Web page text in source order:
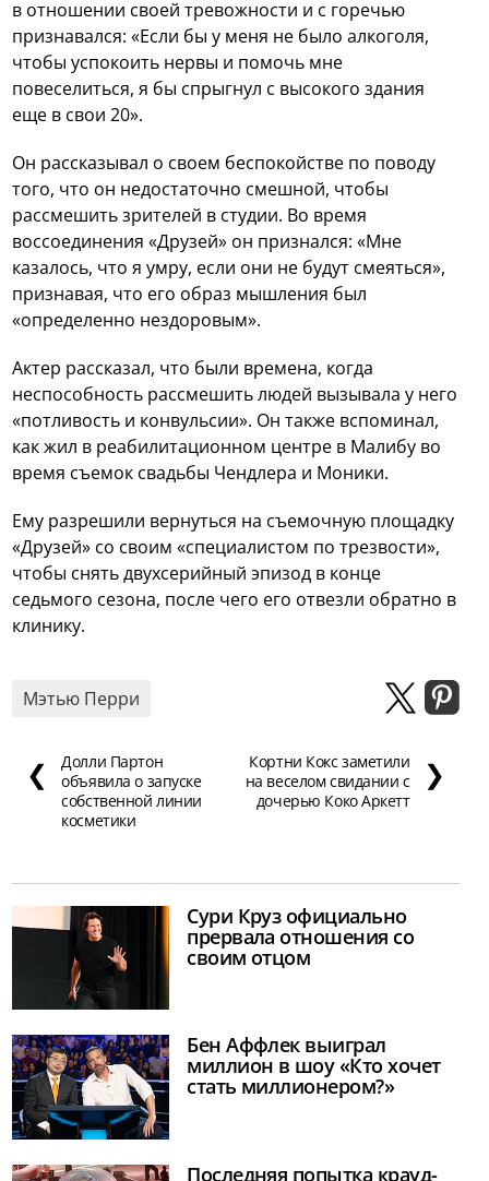
в отношении своей тревожности и с горечью
признавался: «Если бы у меня не было алкоголя,
чтобы успокоить нервы и помочь мне
повеселиться, я бы спрыгнул с высокого здания
еще в свои 20».
Он рассказывал о своем беспокойстве по поводу
того, что он недостаточно смешной, чтобы
рассмешить зрителей в студии. Во время
воссоединения «Друзей» он признался: «Мне
казалось, что я умру, если они не будут смеяться»,
признавая, что его образ мышления был
«определенно нездоровым».
Актер рассказал, что были времена, когда
неспособность рассмешить людей вызывала у него
«потливость и конвульсии». Он также вспоминал,
как жил в реабилитационном центре в Малибу во
время съемок свадьбы Чендлера и Моники.
Ему разрешили вернуться на съемочную площадку
«Друзей» со своим «специалистом по трезвости»,
чтобы снять двухсерийный эпизод в конце
седьмого сезона, после чего его отвезли обратно в
клинику.
Мэтью Перри
❮
Долли Партон
объявила о запуске
собственной линии
косметики
Кортни Кокс заметили
на веселом свидании с
дочерью Коко Аркетт
❯
Сури Круз официально
прервала отношения со
своим отцом
Бен Аффлек выиграл
миллион в шоу «Кто хочет
стать миллионером?»
Последняя попытка крауд-